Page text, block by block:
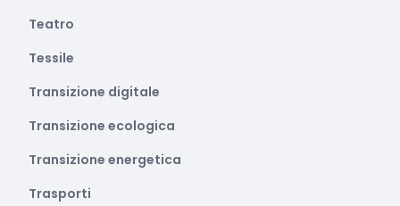
Teatro
Tessile
Transizione digitale
Transizione ecologica
Transizione energetica
Trasporti